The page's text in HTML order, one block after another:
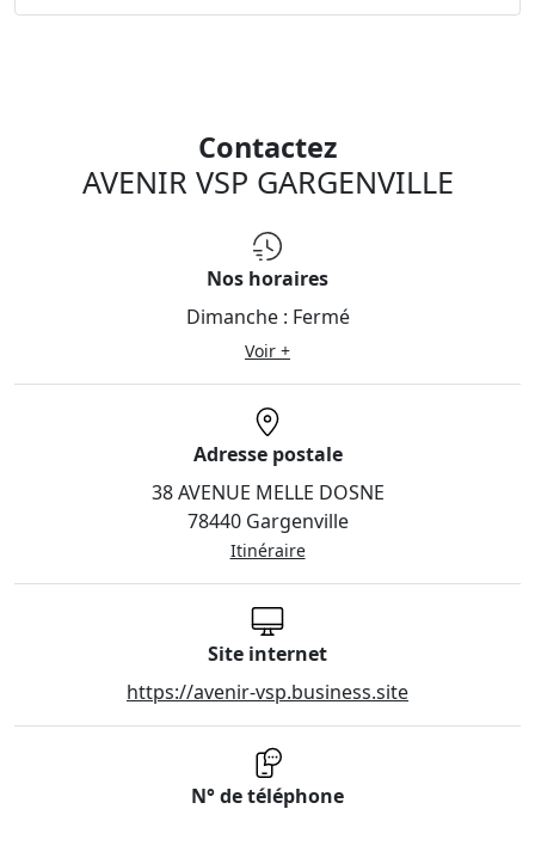
Contactez
AVENIR VSP GARGENVILLE
Nos horaires
Dimanche : Fermé
Voir +
Adresse postale
38 AVENUE MELLE DOSNE
78440 Gargenville
Itinéraire
Site internet
https://avenir-vsp.business.site
N° de téléphone